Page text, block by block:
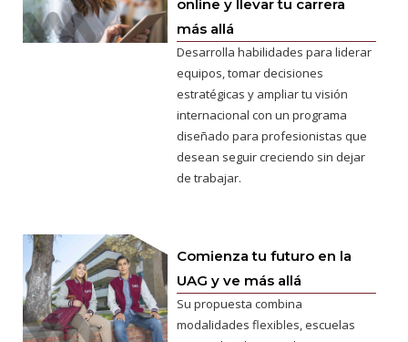
online y llevar tu carrera
más allá
Desarrolla habilidades para liderar
equipos, tomar decisiones
estratégicas y ampliar tu visión
internacional con un programa
diseñado para profesionistas que
desean seguir creciendo sin dejar
de trabajar.
Comienza tu futuro en la
UAG y ve más allá
Su propuesta combina
modalidades flexibles, escuelas